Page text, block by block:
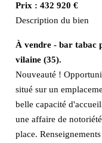
Prix : 432 920 €
Description du bien
À vendre - bar tabac
vilaine (35).
Nouveauté !
situé sur un
belle capacité
une affaire de
place.